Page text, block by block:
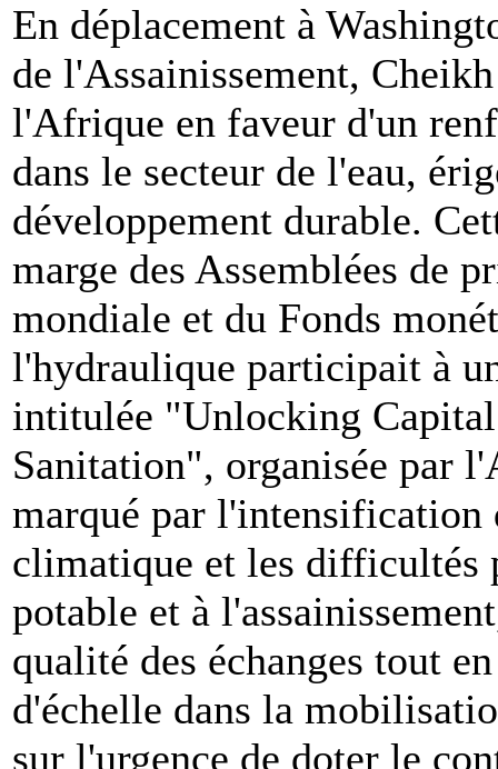
En déplacement à
de l'Assainissement,
l'Afrique en faveur d'un
dans le secteur de l'eau,
développement durable.
marge des Assemblées de
mondiale et du Fonds
l'hydraulique participait à
intitulée "Unlocking
Sanitation", organisée par
marqué par l'intensification
climatique et les difficultés
potable et à
qualité des échanges tout
d'échelle dans la
sur l'urgence de doter le